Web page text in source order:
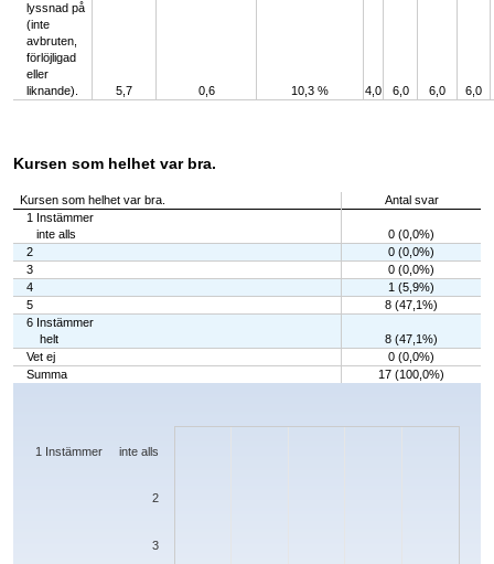
lyssnad på
(inte
avbruten,
förlöjligad
eller
liknande).
5,7 0,6 10,3 % 4,0 6,0 6,0 6,0
Kursen som helhet var bra.
Kursen som helhet var bra.
Antal svar
1 Instämmer
inte alls
0 (0,0%)
2
0 (0,0%)
3
0 (0,0%)
4
1 (5,9%)
5
8 (47,1%)
6 Instämmer
helt
8 (47,1%)
Vet ej
0 (0,0%)
Summa
17 (100,0%)
Chart
The chart has 1 X axis displaying categories.
3
2
1 Instämmer inte alls